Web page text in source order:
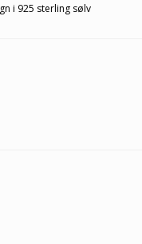
i 925 sterling sølv